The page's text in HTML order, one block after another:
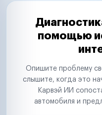
помощью
Опишите проблему
слышите, когда это
Карвэй ИИ
автомобиля и